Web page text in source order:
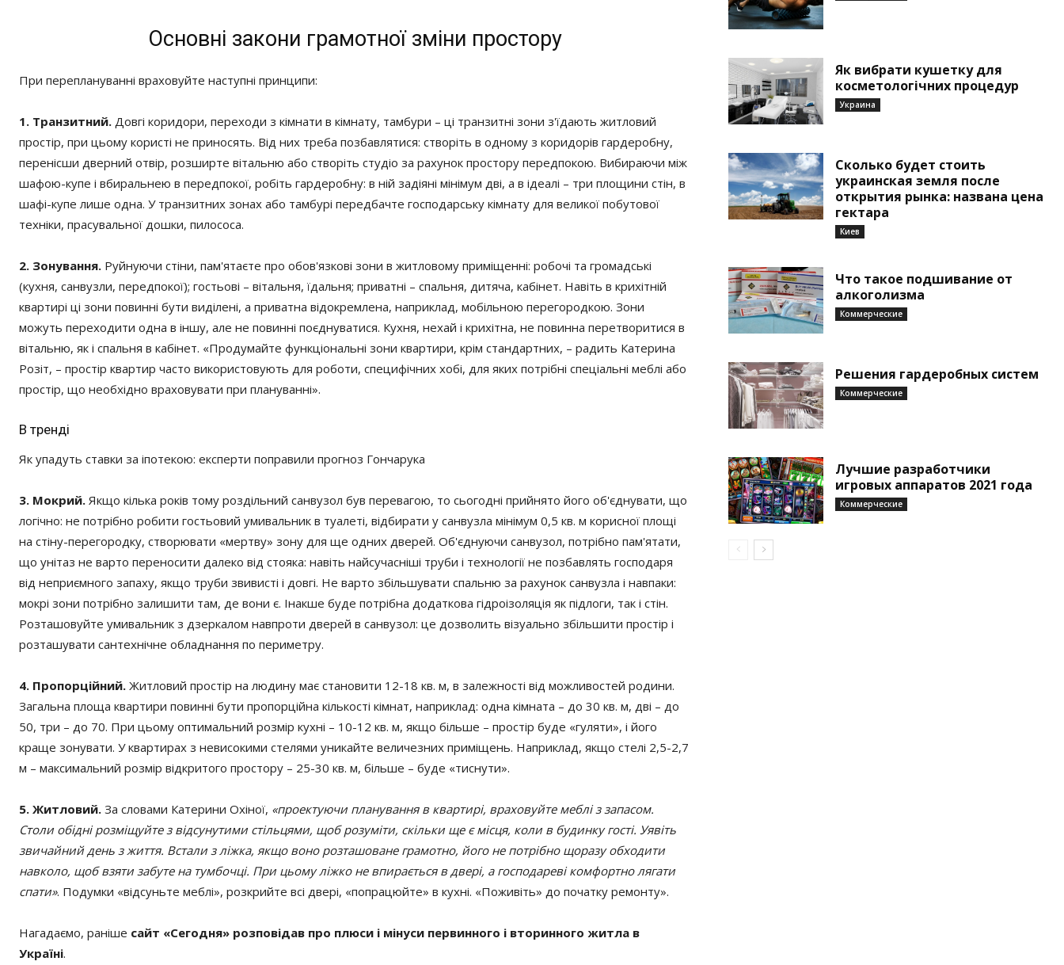
Основні закони грамотної зміни простору
При переплануванні враховуйте наступні принципи:
1. Транзитний. Довгі коридори, переходи з кімнати в кімнату, тамбури – ці транзитні зони з'їдають житловий
простір, при цьому користі не приносять. Від них треба позбавлятися: створіть в одному з коридорів гардеробну,
перенісши дверний отвір, розширте вітальню або створіть студіо за рахунок простору передпокою. Вибираючи між
шафою-купе і вбиральнею в передпокої, робіть гардеробну: в ній задіяні мінімум дві, а в ідеалі – три площини стін, в
шафі-купе лише одна. У транзитних зонах або тамбурі передбачте господарську кімнату для великої побутової
техніки, прасувальної дошки, пилососа.
2. Зонування. Руйнуючи стіни, пам'ятаєте про обов'язкові зони в житловому приміщенні: робочі та громадські
(кухня, санвузли, передпокої); гостьові – вітальня, їдальня; приватні – спальня, дитяча, кабінет. Навіть в крихітній
квартирі ці зони повинні бути виділені, а приватна відокремлена, наприклад, мобільною перегородкою. Зони
можуть переходити одна в іншу, але не повинні поєднуватися. Кухня, нехай і крихітна, не повинна перетворитися в
вітальню, як і спальня в кабінет. «Продумайте функціональні зони квартири, крім стандартних, – радить Катерина
Розіт, – простір квартир часто використовують для роботи, специфічних хобі, для яких потрібні спеціальні меблі або
простір, що необхідно враховувати при плануванні».
В тренді
Як упадуть ставки за іпотекою: експерти поправили прогноз Гончарука
3. Мокрий. Якщо кілька років тому роздільний санвузол був перевагою, то сьогодні прийнято його об'єднувати, що
логічно: не потрібно робити гостьовий умивальник в туалеті, відбирати у санвузла мінімум 0,5 кв. м корисної площі
на стіну-перегородку, створювати «мертву» зону для ще одних дверей. Об'єднуючи санвузол, потрібно пам'ятати,
що унітаз не варто переносити далеко від стояка: навіть найсучасніші труби і технології не позбавлять господаря
від неприємного запаху, якщо труби звивисті і довгі. Не варто збільшувати спальню за рахунок санвузла і навпаки:
мокрі зони потрібно залишити там, де вони є. Інакше буде потрібна додаткова гідроізоляція як підлоги, так і стін.
Розташовуйте умивальник з дзеркалом навпроти дверей в санвузол: це дозволить візуально збільшити простір і
розташувати сантехнічне обладнання по периметру.
4. Пропорційний. Житловий простір на людину має становити 12-18 кв. м, в залежності від можливостей родини.
Загальна площа квартири повинні бути пропорційна кількості кімнат, наприклад: одна кімната – до 30 кв. м, дві – до
50, три – до 70. При цьому оптимальний розмір кухні – 10-12 кв. м, якщо більше – простір буде «гуляти», і його
краще зонувати. У квартирах з невисокими стелями уникайте величезних приміщень. Наприклад, якщо стелі 2,5-2,7
м – максимальний розмір відкритого простору – 25-30 кв. м, більше – буде «тиснути».
5. Житловий. За словами Катерини Охіної, «проектуючи планування в квартирі, враховуйте меблі з запасом.
Столи обідні розміщуйте з відсунутими стільцями, щоб розуміти, скільки ще є місця, коли в будинку гості. Уявіть
звичайний день з життя. Встали з ліжка, якщо воно розташоване грамотно, його не потрібно щоразу обходити
навколо, щоб взяти забуте на тумбочці. При цьому ліжко не впирається в двері, а господареві комфортно лягати
спати». Подумки «відсуньте меблі», розкрийте всі двері, «попрацюйте» в кухні. «Поживіть» до початку ремонту».
Нагадаємо, раніше сайт «Сегодня» розповідав про плюси і мінуси первинного і вторинного житла в
Україні.
Як вибрати кушетку для
косметологічних процедур
Украина
Сколько будет стоить
украинская земля после
открытия рынка: названа цена
гектара
Киев
Что такое подшивание от
алкоголизма
Коммерческие
Решения гардеробных систем
Коммерческие
Лучшие разработчики
игровых аппаратов 2021 года
Коммерческие